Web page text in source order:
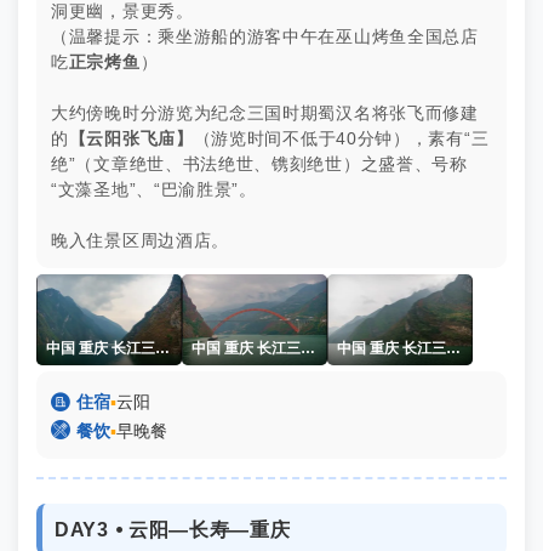
洞更幽，景更秀。
（温馨提示：乘坐游船的游客中午在巫山烤鱼全国总店
吃正宗烤鱼 ）
大约傍晚时分游览为纪念三国时期蜀汉名将张飞而修建
的
【云阳张飞庙】
（游览时间不低于40分钟），素有“三
绝”（文章绝世、书法绝世、镌刻绝世）之盛誉、号称
“文藻圣地”、“巴渝胜景”。
晚入住景区周边酒店。
中国 重庆 长江三峡 巫峡 冬季 杨志熠 中国 重庆 长江三峡 巫峡 冬季 杨志熠 中国 重庆 长江三峡 巫峡 冬季 杨志熠
 住宿▪云阳
 餐饮▪早晚餐
DAY3 ⦁ 云阳—长寿—重庆